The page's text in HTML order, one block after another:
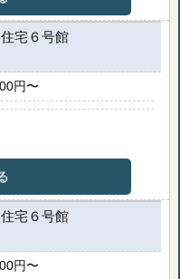
宅６号館
円〜
宅６号館
円〜